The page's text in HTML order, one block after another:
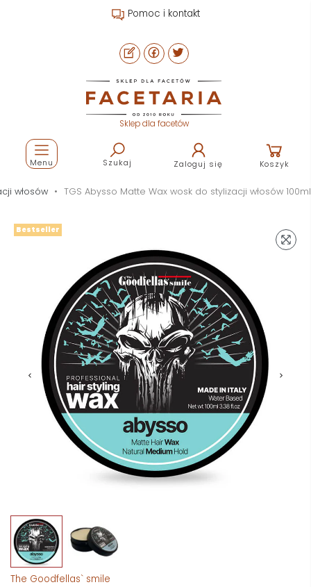
Pomoc i kontakt
Sklep dla facetów
Szukaj Zaloguj się Koszyk
Menu
włosów TGS Abysso Matte Wax wosk do stylizacji włosów 100ml
Bestseller
The Goodfellas` smile